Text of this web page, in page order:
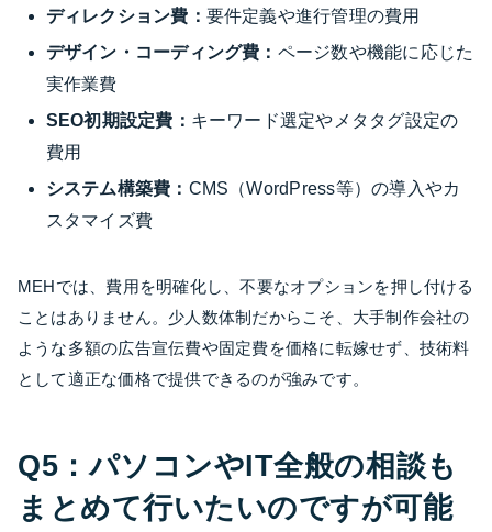
ディレクション費： 要件定義や進行管理の費用
デザイン・コーディング費： ページ数や機能に応じた
実作業費
SEO初期設定費： キーワード選定やメタタグ設定の
費用
システム構築費： CMS（WordPress等）の導入やカ
スタマイズ費
MEHでは、費用を明確化し、不要なオプションを押し付ける
ことはありません。少人数体制だからこそ、大手制作会社の
ような多額の広告宣伝費や固定費を価格に転嫁せず、技術料
として適正な価格で提供できるのが強みです。
Q5：パソコンやIT全般の相談も
まとめて行いたいのですが可能